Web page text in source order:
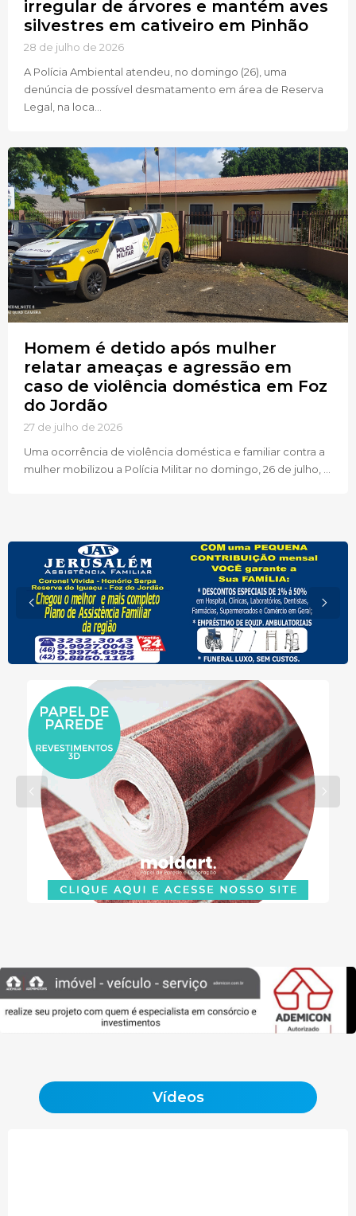
irregular de árvores e mantém aves
silvestres em cativeiro em Pinhão
28 de julho de 2026
A Polícia Ambiental atendeu, no domingo (26), uma
denúncia de possível desmatamento em área de Reserva
Legal, na loca...
Homem é detido após mulher
relatar ameaças e agressão em
caso de violência doméstica em Foz
do Jordão
27 de julho de 2026
Uma ocorrência de violência doméstica e familiar contra a
mulher mobilizou a Polícia Militar no domingo, 26 de julho, ...
Vídeos